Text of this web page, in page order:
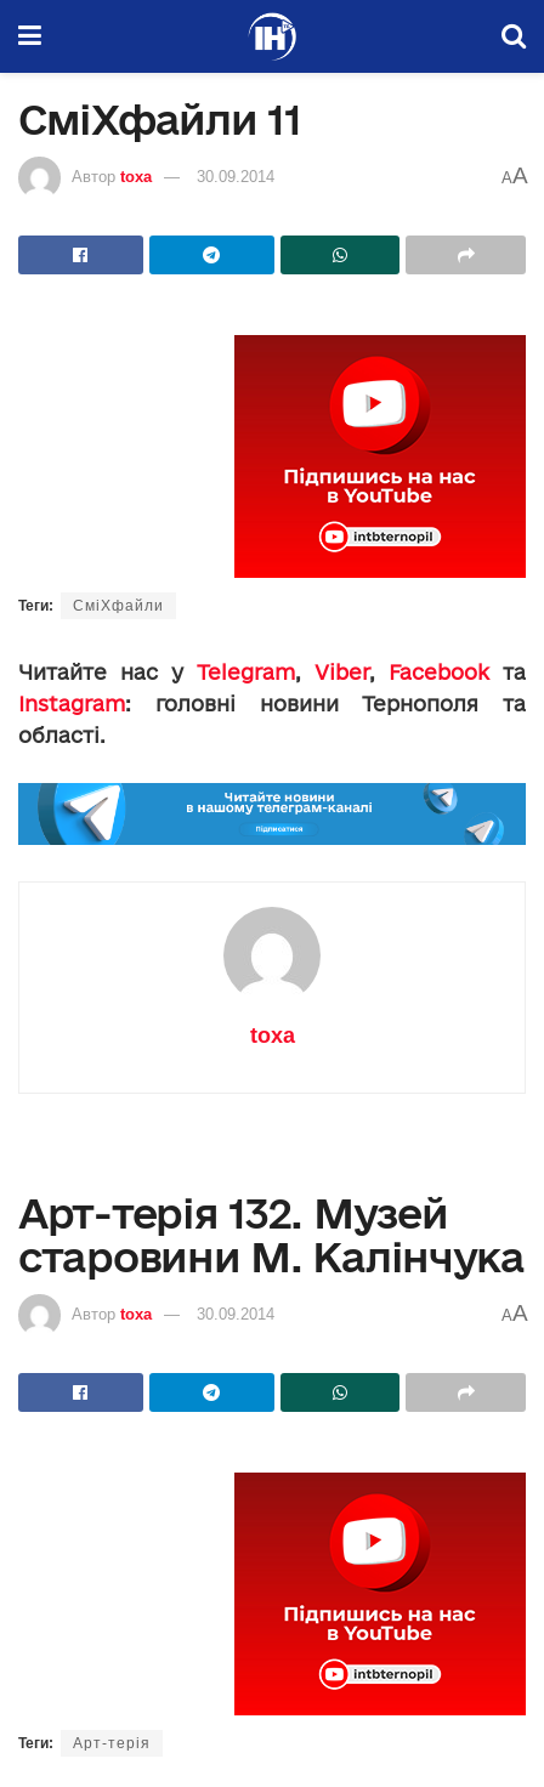
СміХфайли 11
Автор toxa 30.09.2014 AA
Теги: СміХфайли
Читайте нас у Telegram, Viber, Facebookта
Instagram: головні новини Тернополя та
області.
toxa
Aрт-терія 132. Музей
старовини М. Калінчука
Автор toxa 30.09.2014 AA
Теги: Aрт-терія